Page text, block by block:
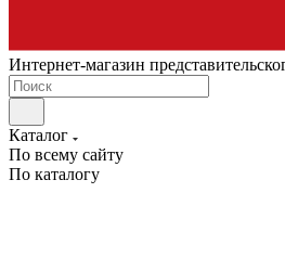
Интернет-магазин
Каталог
По всему сайту
По каталогу